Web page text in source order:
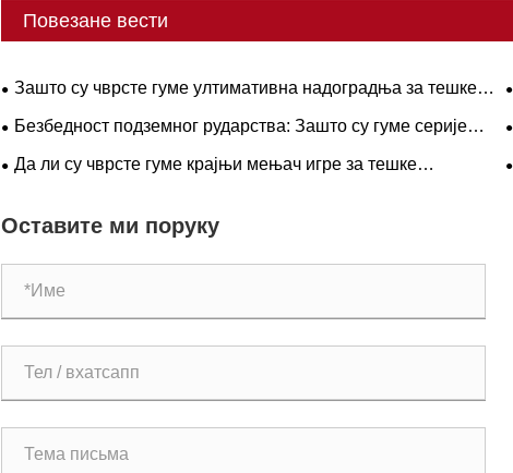
Повезане вести
Зашто су чврсте гуме ултимативна надоградња за тешке
радне токове?
Безбедност подземног рударства: Зашто су гуме серије
Л-5С кључне за елиминисање скупих застоја ЛХД-а
Да ли су чврсте гуме крајњи мењач игре за тешке
Оставите ми поруку